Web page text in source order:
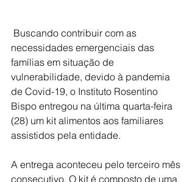
necessidades emergenciais das
famílias em situação de
vulnerabilidade, devido à pandemia
de Covid-19, o Instituto Rosentino
Bispo entregou na última quarta-feira
(28) um kit alimentos aos familiares
assistidos pela entidade.
A entrega aconteceu pelo terceiro mês
consecutivo. O kit é composto de uma